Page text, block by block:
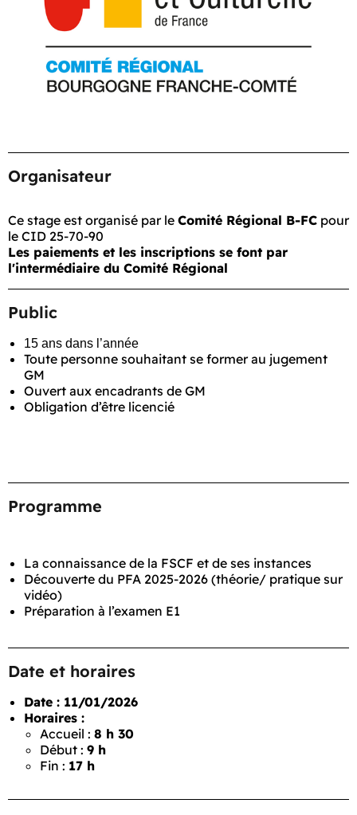
Organisateur
Ce stage est organisé par le Comité Régional B-FC pour
le CID 25-70-90
Les paiements et les inscriptions se font par
l'intermédiaire du Comité Régional
Public
15 ans dans l’année
Toute personne souhaitant se former au jugement
GM
Ouvert aux encadrants de GM
Obligation d’être licencié
Programme
La connaissance de la FSCF et de ses instances
Découverte du PFA 2025-2026 (théorie/ pratique sur
vidéo)
Préparation à l’examen E1
Date et horaires
Date : 11/01/2026
Horaires :
Accueil : 8 h 30
Début : 9 h
Fin : 17 h